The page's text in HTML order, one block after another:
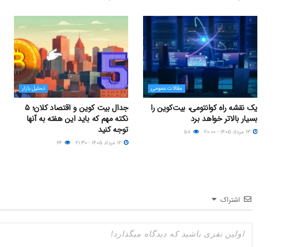
مقالات عمومی
یک نقشه راه کوانتومی، بیت‌کوین را
بسیار بالاتر خواهد برد
تحلیل بازار
جدال بیت کوین و اقتصاد کلان؛ ۵
نکته مهم که باید این هفته به آنها
توجه کنید
اشتراک